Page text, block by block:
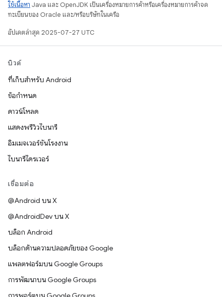
ใช้เนื้อหา Java และ OpenJDK เป็นเครื่องหมายการค้าหรือเครื่องหมายการค้าจด
ทะเบียนของ Oracle และ/หรือบริษัทในเครือ
อัปเดตล่าสุด 2025-07-27 UTC
บิวด์
ที่เก็บสำหรับ Android
ข้อกำหนด
ดาวน์โหลด
แสดงพรีวิวไบนารี
อิมเมจเวอร์ชันโรงงาน
ไบนารีไดรเวอร์
เชื่อมต่อ
@Android บน X
@AndroidDev บน X
บล็อก Android
บล็อกด้านความปลอดภัยของ Google
แพลตฟอร์มบน Google Groups
การพัฒนาบน Google Groups